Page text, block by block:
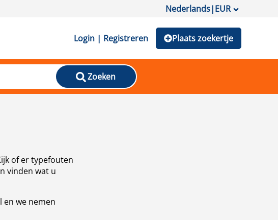
Nederlands|EUR
Login | Registreren Plaats zoekertje
Zoeken
of er typefouten
vinden wat u
en we nemen